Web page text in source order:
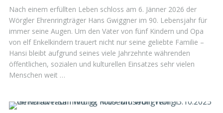
Nach einem erfüllten Leben schloss am 6. Jänner 2026 der
Wörgler Ehrenringträger Hans Gwiggner im 90. Lebensjahr für
immer seine Augen. Um den Vater von fünf Kindern und Opa
von elf Enkelkindern trauert nicht nur seine geliebte Familie –
Hansi bleibt aufgrund seines viele Jahrzehnte währenden
öffentlichen, sozialen und kulturellen Einsatzes sehr vielen
Menschen weit …